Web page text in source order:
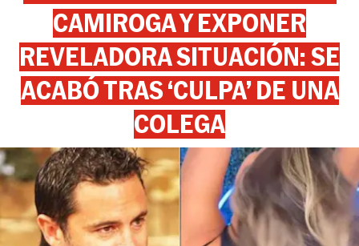
CAMIROGA Y EXPONER
REVELADORA SITUACIÓN: SE
ACABÓ TRAS ‘CULPA’ DE UNA
COLEGA